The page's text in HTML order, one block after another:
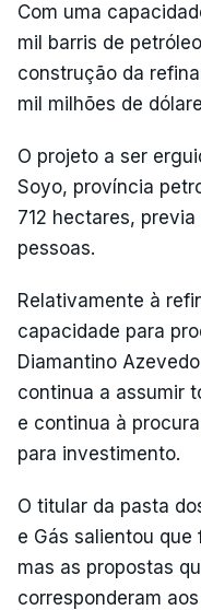
Com uma
mil barris de
construção da
mil milhões de
O projeto a ser
Soyo, província
712 hectares,
pessoas.
Relativamente à
capacidade para
Diamantino
continua a assumir
e continua à
para investimento.
O titular da pasta
e Gás salientou
mas as propostas
corresponderam